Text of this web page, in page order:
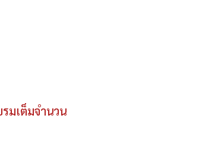
มเต็มจํานวน